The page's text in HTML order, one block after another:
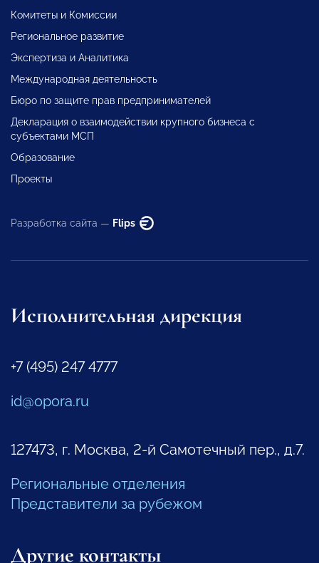
Комитеты и Комиссии
Региональное развитие
Экспертиза и Аналитика
Международная деятельность
Бюро по защите прав предпринимателей
Декларация о взаимодействии крупного бизнеса с
субъектами МСП
Образование
Проекты
Разработка сайта — Flips
Исполнительная дирекция
+7 (495) 247 4777
id@opora.ru
127473, г. Москва, 2-й Самотечный пер., д.7.
Региональные отделения
Представители за рубежом
Другие контакты